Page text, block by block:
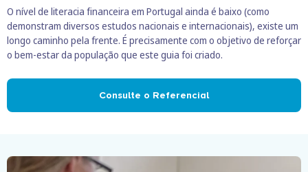
O nível de literacia financeira em Portugal ainda é baixo (como
demonstram diversos estudos nacionais e internacionais), existe um
longo caminho pela frente. É precisamente com o objetivo de reforçar
o bem-estar da população que este guia foi criado.
Consulte o Referencial